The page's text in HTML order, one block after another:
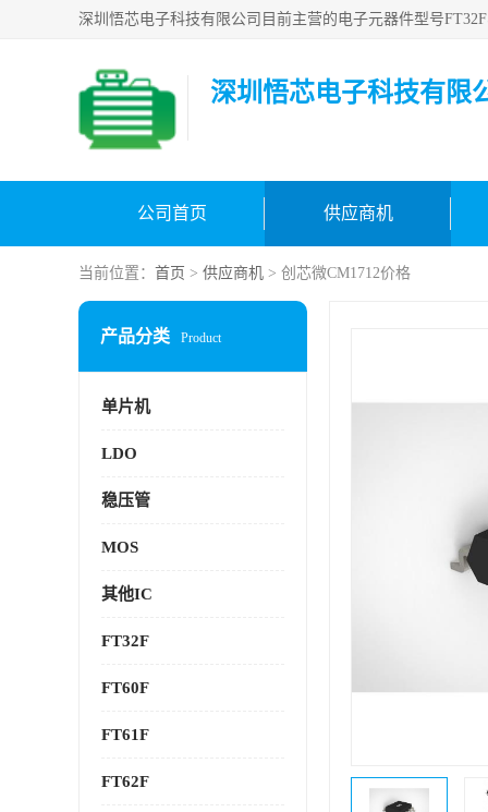
深圳悟芯电子科技有限
公司首页 供应商机
当前位置： 首页 > 供应商机 > 创芯微CM1712价格
产品分类 Product
单片机
LDO
稳压管
MOS
其他IC
FT32F
FT60F
FT61F
FT62F